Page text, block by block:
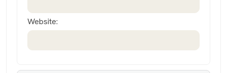
Website: